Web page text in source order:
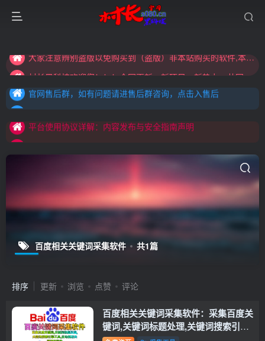
官网售后群，如有问题请进售后群咨询，点击入售后
官网售后群，如有问题请进售后群咨询，点击入售后
平台使用协议详解：内容发布与安全指南声明
百度相关关键词采集软件 共1篇
排序 更新 浏览 点赞 评论
百度相关关键词采集软件：采集百度关
键词,关键词标题处理,关键词搜索引擎